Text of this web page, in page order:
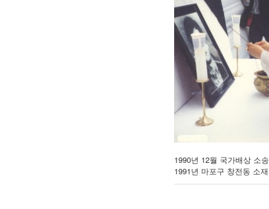
1990년 12월 국가배상 소
1991년 마포구 창전동 소